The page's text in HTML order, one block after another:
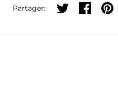
Partager: Partager sur
Partager